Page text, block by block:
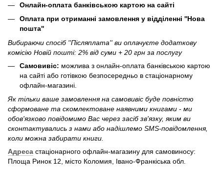
Онлайн-оплата банківською картою на сайті
Оплата при отриманні замовлення у відділенні ''Нова
пошта''
Вибираючи спосіб ''Післяплата'' ви оплачуєте додаткову
комісію Новій пошті: 2% від суми + 20 грн за послугу
Самовивіс: можлива з онлайн-оплата банківською картою
на сайті або готівкою безпосередньо в стаціонарному
офлайн-магазині.
Як тільки ваше замовлення на самовивіс буде повністю
сформоване та скомлектоване наявними книгами - ми
обов'язково повідомимо Вас через засіб зв'язку, яким ви
сконтактувались з нами або надішлемо SMS-повідомлення,
коли можна забирати книги.
Адреса стаціонарного офлайн-магазину для самовиносу:
Площа Ринок 12, місто Коломия, Івано-Франкіська обл.